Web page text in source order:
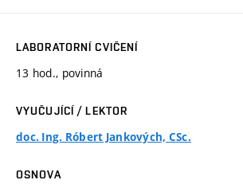
LABORATORNÍ CVIČENÍ
13 hod., povinná
VYUČUJÍCÍ / LEKTOR
doc. Ing. Róbert Jankových, CSc.
OSNOVA